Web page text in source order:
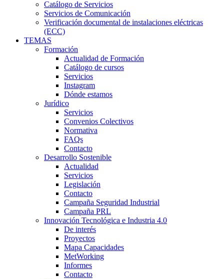
Catálogo de Servicios
Servicios de Comunicación
Verificación documental de instalaciones eléctricas
(ECC)
TEMAS
Formación
Actualidad de Formación
Catálogo de cursos
Servicios
Instagram
Dónde estamos
Jurídico
Servicios
Convenios Colectivos
Normativa
FAQs
Contacto
Desarrollo Sostenible
Actualidad
Servicios
Legislación
Contacto
Campaña Seguridad Industrial
Campaña PRL
Innovación Tecnológica e Industria 4.0
De interés
Proyectos
Mapa Capacidades
MetWorking
Informes
Contacto